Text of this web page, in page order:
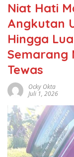
Niat Hati
Angkutan
Hingga
Semarang
Tewas
Ocky Okta
Juli 1, 2026